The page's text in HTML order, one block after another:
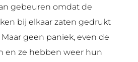
gebeuren omdat de
bij elkaar zaten gedrukt
geen paniek, even de
en ze hebben weer hun